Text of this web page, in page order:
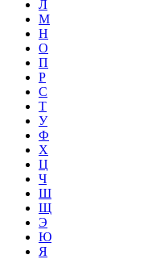
Л
М
Н
О
П
Р
С
Т
У
Ф
Х
Ц
Ч
Ш
Щ
Э
Ю
Я